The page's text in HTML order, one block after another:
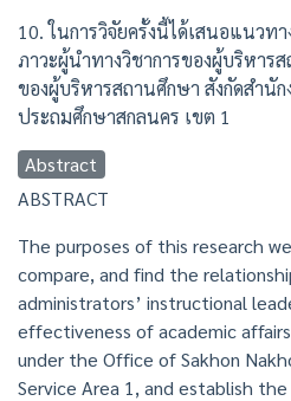
10. ในการวิจัยครั้งนี้ได้เสนอแนว
ภาวะผู้นำทางวิชาการของผู้บริหาร
ของผู้บริหารสถานศึกษา สังกัดสำนั
ประถมศึกษาสกลนคร เขต 1
Abstract
ABSTRACT
The purposes of this research
compare, and find the
administrators’ instructional
effectiveness of academic
under the Office of Sakhon
Service Area 1, and establish